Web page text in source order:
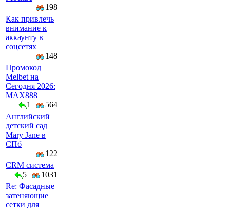
198
Как привлечь
внимание к
аккаунту в
соцсетях
148
Промокод
Melbet на
Сегодня 2026:
MAX888
1
564
Английский
детский сад
Mary Jane в
СПб
122
CRM система
5
1031
Re: Фасадные
затеняющие
сетки для